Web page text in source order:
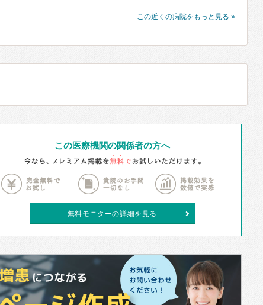
この近くの病院をもっと見る »
この医療機関の関係者の方へ
無料モニターの詳細を見る